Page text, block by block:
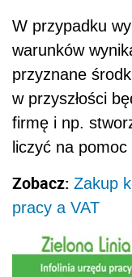
W przypadku
warunków
przyznane
w przyszłości
firmę i np.
liczyć na
Zobacz: Zakup
pracy a VAT